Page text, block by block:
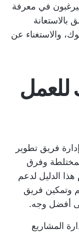
سيرغبون في معرفة
بالاستعانة
والاستغناء عن
للعمل
فريق تطوير
وفرق
الدليل لدعم
وتمكين فريق
أفضل وجه.
المشاريع